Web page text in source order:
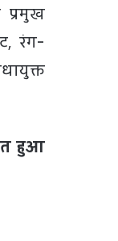
प्रमुख
रंग-
हुआ